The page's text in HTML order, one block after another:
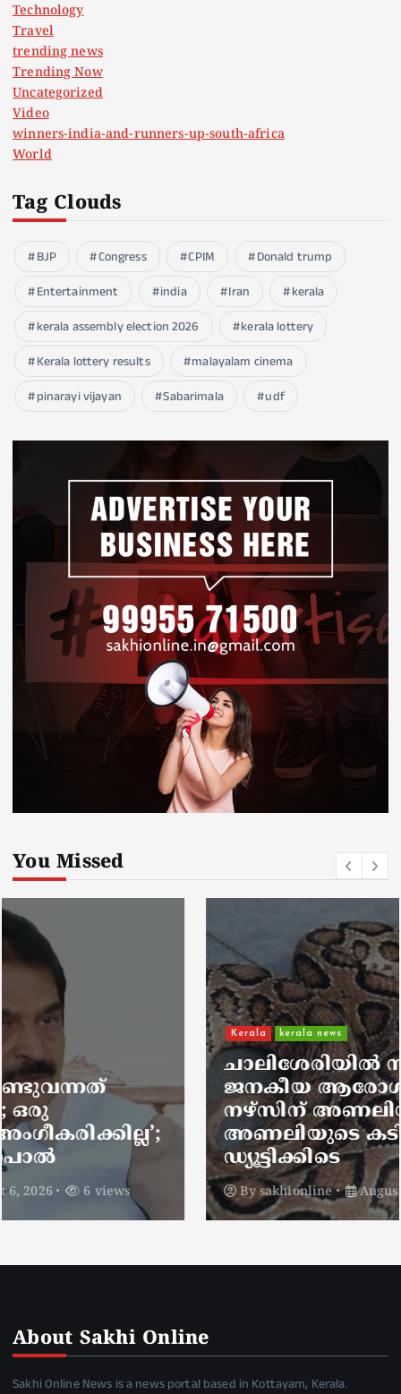
Technology
Travel
trending news
Trending Now
Uncategorized
Video
winners-india-and-runners-up-south-africa
World
Tag Clouds
BJP Congress CPIM
Donald trump
Entertainment
india Iran
kerala
kerala assembly election 2026
kerala lottery
Kerala lottery results
malayalam cinema
pinarayi vijayan
Sabarimala udf
You Missed
Kerala
ചാലിശേരിയില്‍ സര്‍ക്കാര്‍
ജനകീയ ആരോഗ്യകേന്ദ്രത്തില്‍
നഴ്സിന് അണലിയുടെ കടിയേറ്റു;
അണലിയുടെ കടിയേറ്റത്
ഡ്യൂട്ടിക്കിടെ
Bysakhionline August 6, 2026 5 views
About Sakhi Online
Sakhi Online News is a news portal based in Kottayam, Kerala.